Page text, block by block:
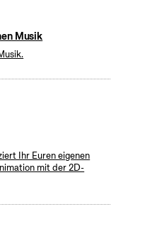
Musik
Ihr Euren eigenen
mit der 2D-